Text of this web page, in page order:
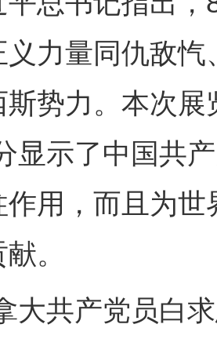
义力量同仇敌
势力。本次展
显示了中国共
作用，而且为
。
共产党员白求